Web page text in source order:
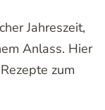
Jahreszeit,
Anlass. Hier
zum